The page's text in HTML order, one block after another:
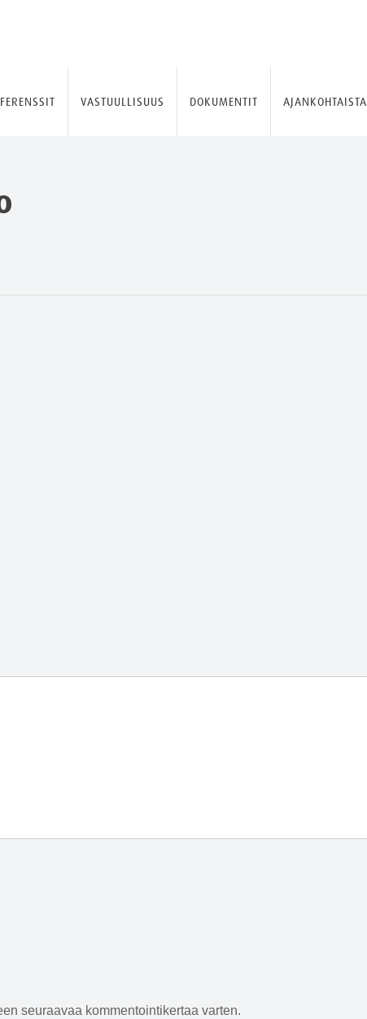
VASTUULLISUUS DOKUMENTIT AJANKOHTAISTA
seuraavaa kommentointikertaa varten.